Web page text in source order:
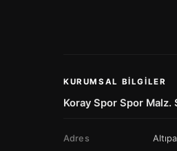
KURUMSAL BILGILER
Koray Spor Spor Malz.
Adres